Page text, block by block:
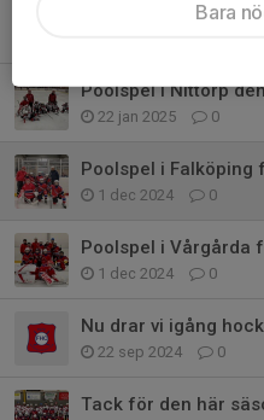
Poolspel i
Poolspel i Nittorp
22 jan 2025 0
Poolspel i Falköping
1 dec 2024 0
Poolspel i Vårgårda
1 dec 2024 0
Nu drar vi igång
22 sep 2024 0
Tack för den här
Bara